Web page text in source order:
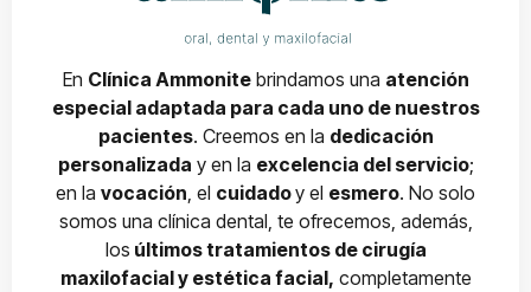
En Clínica Ammonitebrindamos una atención
especial adaptada para cada uno de nuestros
pacientes. Creemos en la dedicación
personalizada y en la excelencia del servicio;
en la vocación , el cuidadoy el esmero. No solo
somos una clínica dental, te ofrecemos, además,
los últimos tratamientos de cirugía
maxilofacial y estética facial, completamente